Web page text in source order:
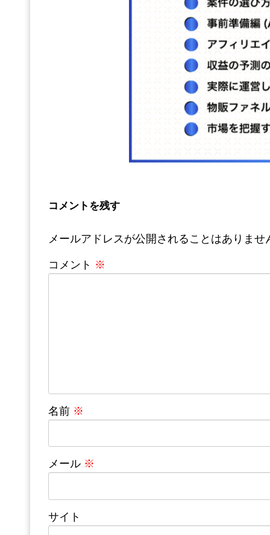
コメントを残す
メールアドレスが公開されることはありませ
コメント ※
名前 ※
メール ※
サイト